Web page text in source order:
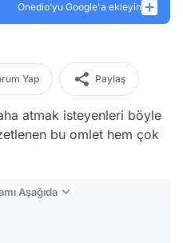
Onedio’yu Google'a ekleyin
Yap Paylaş
atmak isteyenleri böyle
bu omlet hem çok
Aşağıda